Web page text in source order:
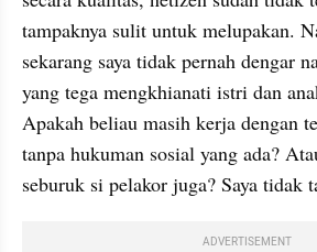
tampaknya sulit untuk melupakan.
sekarang saya tidak pernah dengar
yang tega mengkhianati istri dan
Apakah beliau masih kerja dengan
tanpa hukuman sosial yang ada?
seburuk si pelakor juga? Saya tidak
ADVERTISEMENT